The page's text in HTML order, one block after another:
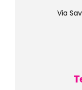
Via